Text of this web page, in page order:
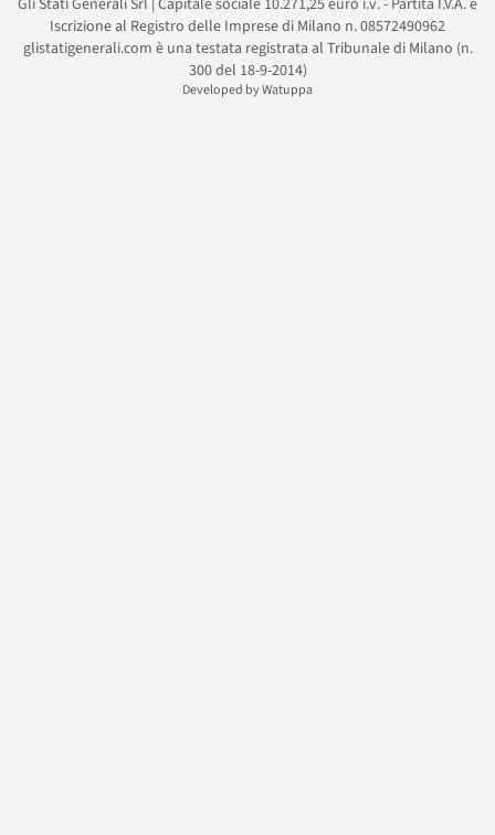
Iscrizione al Registro delle Imprese di Milano n. 08572490962
glistatigenerali.com è una testata registrata al Tribunale di Milano (n.
300 del 18-9-2014)
Developed by Watuppa